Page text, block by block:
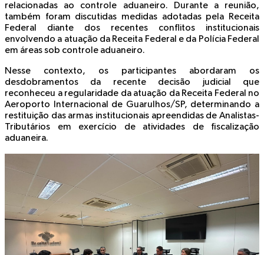
relacionadas ao controle aduaneiro. Durante a reunião,
também foram discutidas medidas adotadas pela Receita
Federal diante dos recentes conflitos institucionais
envolvendo a atuação da Receita Federal e da Polícia Federal
em áreas sob controle aduaneiro.
Nesse contexto, os participantes abordaram os
desdobramentos da recente decisão judicial que
reconheceu a regularidade da atuação da Receita Federal no
Aeroporto Internacional de Guarulhos/SP, determinando a
restituição das armas institucionais apreendidas de Analistas-
Tributários em exercício de atividades de fiscalização
aduaneira.